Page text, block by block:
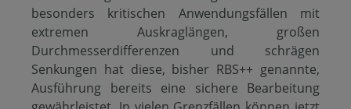
besonders kritischen Anwendungsfällen mit
extremen Auskraglängen, großen
Durchmesserdifferenzen und schrägen
Senkungen hat diese, bisher RBS++ genannte,
Ausführung bereits eine sichere Bearbeitung